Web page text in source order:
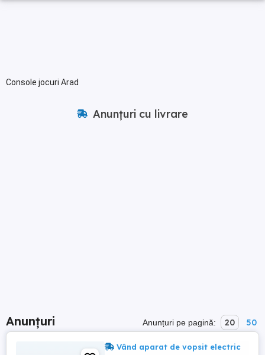
Console jocuri Arad
Anunțuri cu livrare
Anunțuri Anunțuri pe pagină: 20 50
Vând aparat de vopsit electric